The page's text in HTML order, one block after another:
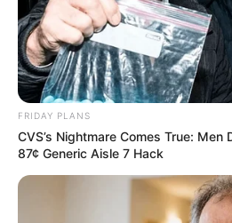
FRIDAY PLANS
CVS’s Nightmare Comes True: Men
87¢ Generic Aisle 7 Hack